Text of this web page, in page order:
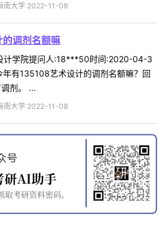
南大学 2022-11-08
调剂名额嘛
计学院提问人:18***50时间:2020-04-3
有135108艺术设计的调剂名额嘛？回
剂。 ...
南大学 2022-11-08